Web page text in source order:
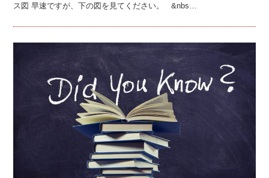
ス図 早速ですが、下の図を見てください。 &nbs…